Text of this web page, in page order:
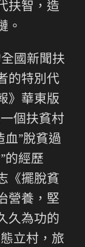
扶智，造
。
國新聞扶
的特別代
》華東版
個扶貧村
血”脫貧過
的經歷
《擺脫貧
營養，堅
久為功的
立村，旅